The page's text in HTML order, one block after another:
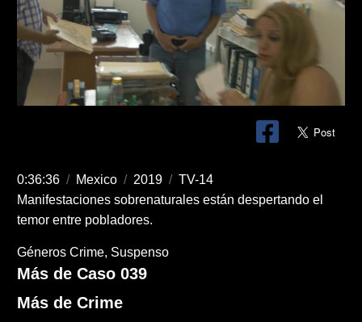
0:36:36 / Mexico / 2019 / TV-14
Manifestaciones sobrenaturales están despertando el
temor entre pobladores.
Géneros Crime Suspenso
Más de Caso 039
Más de Crime